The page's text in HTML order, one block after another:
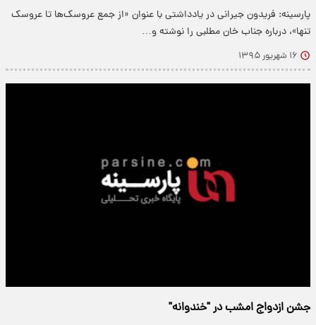
پارسینه: فریدون جیرانی در یادداشتی با عنوان «از جمع عروسک‌ها تا عروسک
تنها»، درباره جناب خان مطلبی را نوشته و…
۱۶ شهریور ۱۳۹۵
جشن ازدواج امشب در "خندوانه"